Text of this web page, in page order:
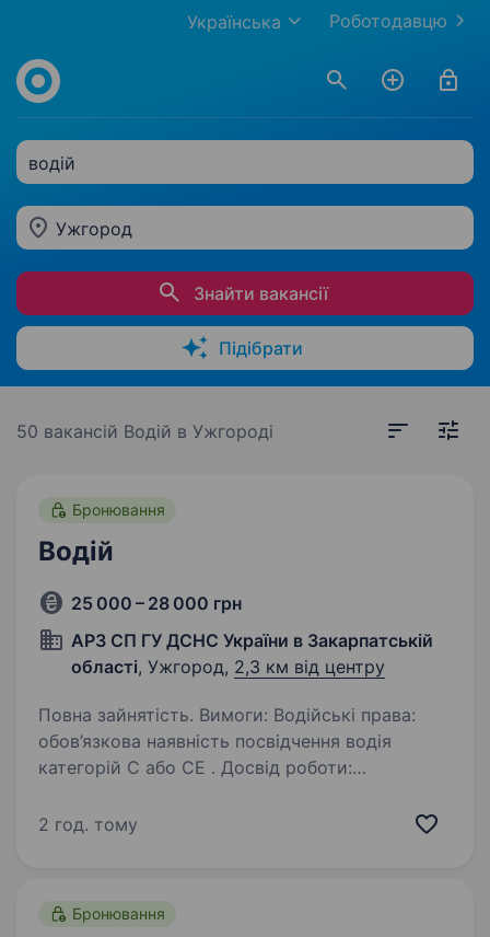
Роботодавцю
Українська
водій
Ужгород
Знайти вакансії
Підібрати
50 вакансій Водій в Ужгороді
Бронювання
Водій
25 000 – 28 000 грн
АРЗ СП ГУ ДСНС України в Закарпатській
області, Ужгород, 2,3 км від центру
Повна зайнятість. Вимоги: Водійські права:
обов’язкова наявність посвідчення водія
категорій C або CE . Досвід роботи:
автомобілями не менше 2−3 років. Вік
2 год. тому
Бронювання